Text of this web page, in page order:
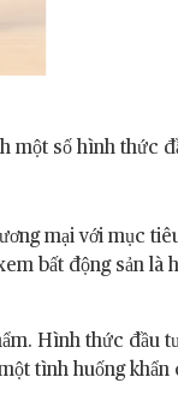
một số hình thức
mại với mục
bất động sản là
Hình thức đầu
tình huống khẩn